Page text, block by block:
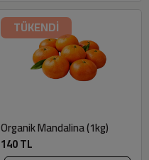
TÜKENDİ
Organik Mandalina (1kg)
140 TL